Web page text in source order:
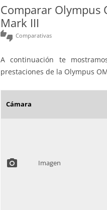
Comparar Olympus
Mark III
thumbs_up_down Comparativas
A continuación te
prestaciones de la Olympus
Cámara
photo_camera Imagen